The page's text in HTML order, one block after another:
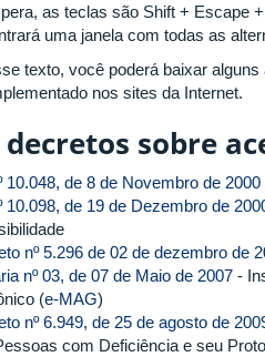
as teclas são Shift + Escape
uma janela com todas as
texto, você poderá baixar
nos sites da Internet.
decretos sobre
10.048, de 8 de Novembro de 2000
10.098, de 19 de Dezembro de
nº 5.296 de 02 de dezembro de
nº 03, de 07 de Maio de 2007 -
(e-MAG)
nº 6.949, de 25 de agosto de
com Deficiência e seu